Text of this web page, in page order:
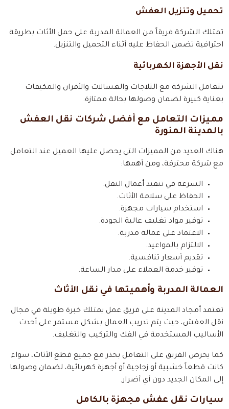
تحميل وتنزيل العفش
تمتلك الشركة فريقاً من العمالة المدربة على حمل الأثاث بطريقة
احترافية تضمن الحفاظ عليه أثناء التحميل والتنزيل.
نقل الأجهزة الكهربائية
تتعامل الشركة مع الثلاجات والغسالات والأفران والمكيفات
بعناية كبيرة لضمان وصولها بحالة ممتازة.
مميزات التعامل مع أفضل شركات نقل العفش
بالمدينة المنورة
هناك العديد من المميزات التي يحصل عليها العميل عند التعامل
مع شركة محترفة، ومن أهمها:
السرعة في تنفيذ أعمال النقل.
الحفاظ على سلامة الأثاث.
استخدام سيارات مجهزة.
توفير مواد تغليف عالية الجودة.
الاعتماد على عمالة مدربة.
الالتزام بالمواعيد.
تقديم أسعار تنافسية.
توفير خدمة العملاء على مدار الساعة.
العمالة المدربة وأهميتها في نقل الأثاث
تعتمد أمجاد المدينة على فريق عمل يمتلك خبرة طويلة في مجال
نقل العفش، حيث يتم تدريب العمال بشكل مستمر على أحدث
الأساليب المستخدمة في الفك والتركيب والتغليف.
كما يحرص الفريق على التعامل بحذر مع جميع قطع الأثاث، سواء
كانت قطعاً خشبية أو زجاجية أو أجهزة كهربائية، لضمان وصولها
إلى المكان الجديد دون أي أضرار.
سيارات نقل عفش مجهزة بالكامل